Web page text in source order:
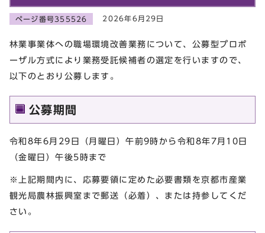
ページ番号355526 2026年6月29日
林業事業体への職場環境改善業務について、公募型プロポ
ーザル方式により業務受託候補者の選定を行いますので、
以下のとおり公募します。
公募期間
令和8年6月29日（月曜日）午前9時から令和8年7月10日
（金曜日）午後5時まで
※上記期間内に、応募要領に定めた必要書類を京都市産業
観光局農林振興室まで郵送（必着）、または持参してくだ
さい。